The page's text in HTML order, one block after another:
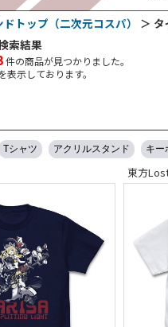
ドトップ（二次元コスパ）
＞
索結果
件の商品が見つかりました。
表示しております。
Tシャツ アクリルスタンド キー
東方